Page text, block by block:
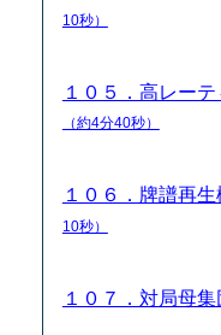
10秒）
１０５．高レー
（約4分40秒）
１０６．牌譜再
10秒）
１０７．対局母